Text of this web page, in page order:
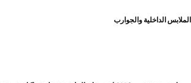
الملابس الداخلية والجوارب